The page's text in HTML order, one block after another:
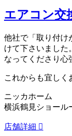
エアコン交
他社で「取り付け
けて下さいました
なってくださり心
これからも宜しく
ニッカホーム
横浜鶴見ショール
店舗詳細